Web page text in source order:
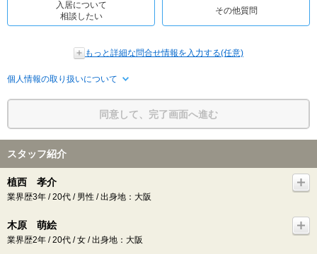
入居について
相談したい
その他質問
もっと詳細な問合せ情報を入力する(任意)
個人情報の取り扱いについて
同意して、完了画面へ進む
スタッフ紹介
植西 孝介
業界歴3年 / 20代 / 男性 / 出身地：大阪
木原 萌絵
業界歴2年 / 20代 / 女 / 出身地：大阪